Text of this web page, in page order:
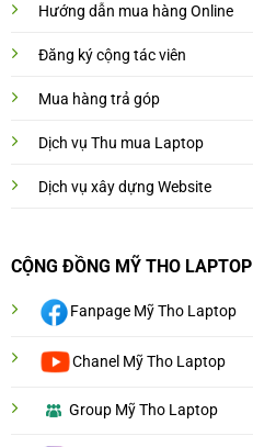
Hướng dẫn mua hàng Online
Đăng ký cộng tác viên
Mua hàng trả góp
Dịch vụ Thu mua Laptop
Dịch vụ xây dựng Website
CỘNG ĐỒNG MỸ THO LAPTOP
Fanpage Mỹ Tho Laptop
Chanel Mỹ Tho Laptop
Group Mỹ Tho Laptop